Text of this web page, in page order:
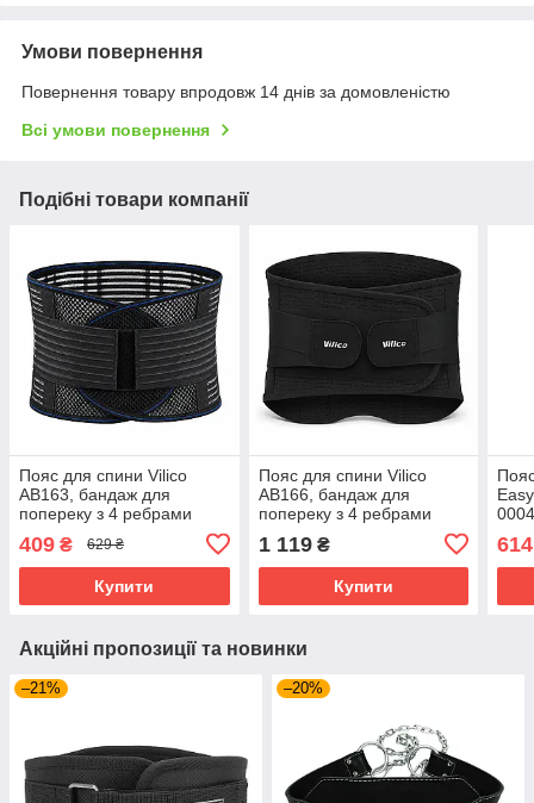
Умови повернення
Повернення товару впродовж 14 днів за домовленістю
Всі умови повернення
Подібні товари компанії
Пояс для спини Vilico
AB163, бандаж для
попереку з 4 ребрами
(талія 72–85 см), чорний
409 ₴ 629 ₴
Купити
Пояс для спини Vilico
AB166, бандаж для
попереку з 4 ребрами
(талія 85–105 см), чорний
1 119₴
Купити
614
Акційні пропозиції та новинки
–21% –20%